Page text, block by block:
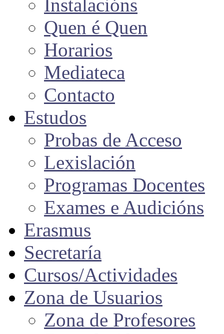
Instalacións
Quen é Quen
Horarios
Mediateca
Contacto
Estudos
Probas de Acceso
Lexislación
Programas Docentes
Exames e Audicións
Erasmus
Secretaría
Cursos/Actividades
Zona de Usuarios
Zona de Profesores